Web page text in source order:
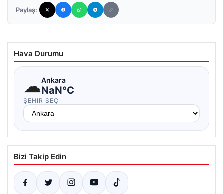
Paylaş:
Hava Durumu
☁Ankara
NaN°C
ŞEHIR SEÇ
Bizi Takip Edin